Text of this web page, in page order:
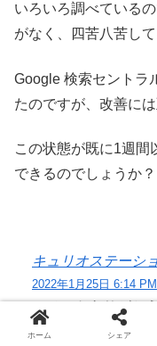
いろいろ調べている
がなく、四苦八苦して
Google 検索セントラ
たのですが、改善に
この状態が既に1週間
できるのでしょうか？
キュリオステーシ
2022年1月25日 6:14 PM
コメントありがと
サイトを確認し、
ホーム シェア